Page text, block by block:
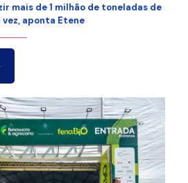
mais de 1 milhão de toneladas de
aponta Etene